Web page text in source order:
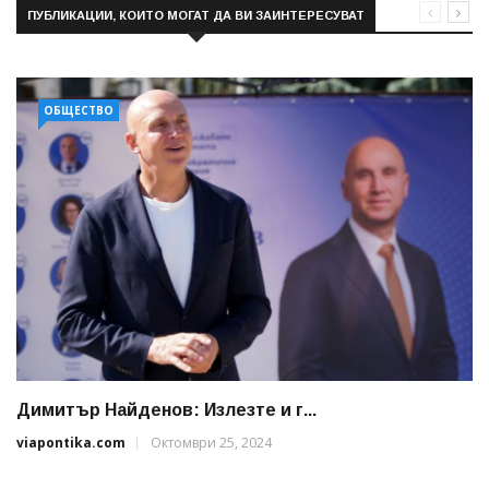
ПУБЛИКАЦИИ, КОИТО МОГАТ ДА ВИ ЗАИНТЕРЕСУВАТ
ОБЩЕСТВО
Димитър Найденов: Излезте и г...
viapontika.com
Октомври 25, 2024